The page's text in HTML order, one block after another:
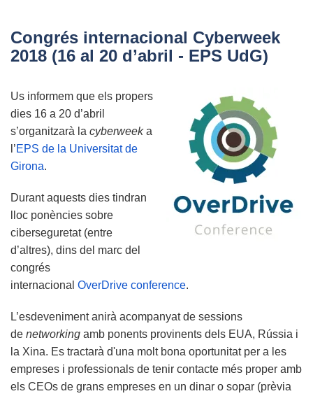
al
millor
del
Grau
EI
de
Congrés internacional Cyberweek
2018 (16 al 20 d’abril - EPS UdG)
Us informem que els propers
dies 16 a 20 d’abril
s’organitzarà la cyberweeka
l’EPS de la Universitat de
Girona.
Durant aquests dies tindran
lloc ponències sobre
ciberseguretat (entre
d’altres), dins del marc del
congrés
internacional OverDrive conference.
L’esdeveniment anirà acompanyat de sessions
de networking amb ponents provinents dels EUA, Rússia i
la Xina. Es tractarà d'una molt bona oportunitat per a les
empreses i professionals de tenir contacte més proper amb
els CEOs de grans empreses en un dinar o sopar (prèvia